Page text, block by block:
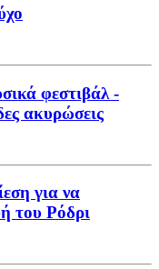
φεστιβάλ -
ακυρώσεις
για να
του Ρόδρι